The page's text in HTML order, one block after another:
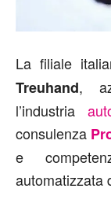
La filiale
Treuhand,
l’industria
consulenza
e
automatizzata